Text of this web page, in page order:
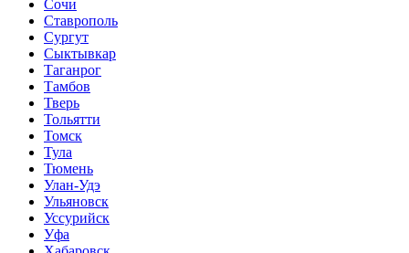
Сочи
Ставрополь
Сургут
Сыктывкар
Таганрог
Тамбов
Тверь
Тольятти
Томск
Тула
Тюмень
Улан-Удэ
Ульяновск
Уссурийск
Уфа